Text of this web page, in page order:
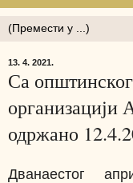
13. 4. 2021.
Са
организацији
одржано
Дванаестог